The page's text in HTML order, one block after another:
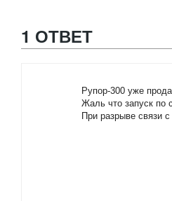
1 ОТВЕТ
Рупор-300 уже
Жаль что запуск по
При разрыве связи